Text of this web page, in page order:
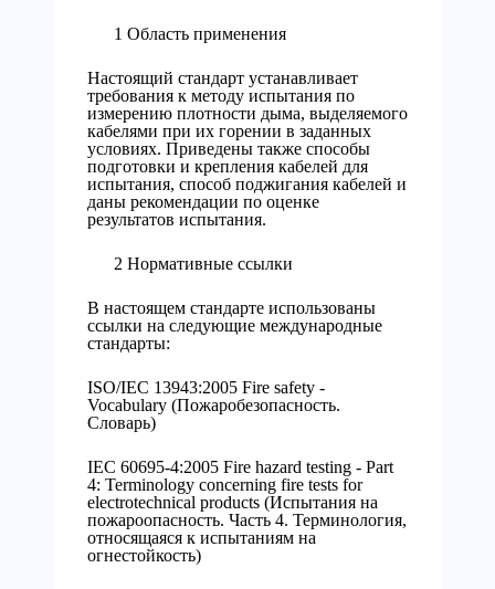
1 Область применения
Настоящий стандарт устанавливает
требования к методу испытания по
измерению плотности дыма, выделяемого
кабелями при их горении в заданных
условиях. Приведены также способы
подготовки и крепления кабелей для
испытания, способ поджигания кабелей и
даны рекомендации по оценке
результатов испытания.
2 Нормативные ссылки
В настоящем стандарте использованы
ссылки на следующие международные
стандарты:
ISO/IEC 13943:2005 Fire safety -
Vocabulary (Пожаробезопасность.
Словарь)
IEC 60695-4:2005 Fire hazard testing - Part
4: Terminology concerning fire tests for
electrotechnical products (Испытания на
пожароопасность. Часть 4. Терминология,
относящаяся к испытаниям на
огнестойкость)